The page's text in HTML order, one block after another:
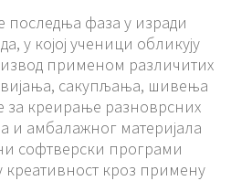
последња фаза у изради
у којој ученици обликују
применом различитих
сакупљања, шивења
за креирање разноврсних
и амбалажног материјала
софтверски програми
креативност кроз примену